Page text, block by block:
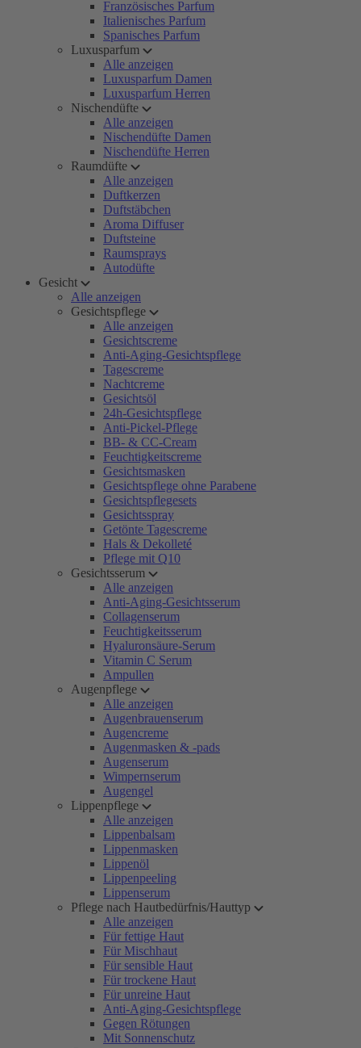
Französisches Parfum
Italienisches Parfum
Spanisches Parfum
Luxusparfum
Alle anzeigen
Luxusparfum Damen
Luxusparfum Herren
Nischendüfte
Alle anzeigen
Nischendüfte Damen
Nischendüfte Herren
Raumdüfte
Alle anzeigen
Duftkerzen
Duftstäbchen
Aroma Diffuser
Duftsteine
Raumsprays
Autodüfte
Gesicht
Alle anzeigen
Gesichtspflege
Alle anzeigen
Gesichtscreme
Anti-Aging-Gesichtspflege
Tagescreme
Nachtcreme
Gesichtsöl
24h-Gesichtspflege
Anti-Pickel-Pflege
BB- & CC-Cream
Feuchtigkeitscreme
Gesichtsmasken
Gesichtspflege ohne Parabene
Gesichtspflegesets
Gesichtsspray
Getönte Tagescreme
Hals & Dekolleté
Pflege mit Q10
Gesichtsserum
Alle anzeigen
Anti-Aging-Gesichtsserum
Collagenserum
Feuchtigkeitsserum
Hyaluronsäure-Serum
Vitamin C Serum
Ampullen
Augenpflege
Alle anzeigen
Augenbrauenserum
Augencreme
Augenmasken & -pads
Augenserum
Wimpernserum
Augengel
Lippenpflege
Alle anzeigen
Lippenbalsam
Lippenmasken
Lippenöl
Lippenpeeling
Lippenserum
Pflege nach Hautbedürfnis/Hauttyp
Alle anzeigen
Für fettige Haut
Für Mischhaut
Für sensible Haut
Für trockene Haut
Für unreine Haut
Anti-Aging-Gesichtspflege
Gegen Rötungen
Mit Sonnenschutz